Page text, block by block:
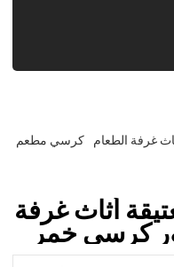
غرفة الطعام
كرسي مطعم
أثاث غرفة
كرسي خمر